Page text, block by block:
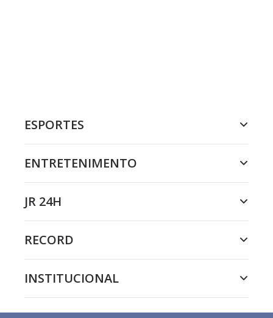
ESPORTES
ENTRETENIMENTO
JR 24H
RECORD
INSTITUCIONAL